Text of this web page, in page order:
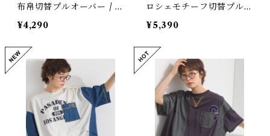
布帛切替プルオーバー / Pi
gment-Dyed Woven Pa
nel Pullover
¥4,290
ロシェモチーフ切替プルオ
ーバー / Cotton Jersey
Crochet Motif Panel P
ullover
¥5,390